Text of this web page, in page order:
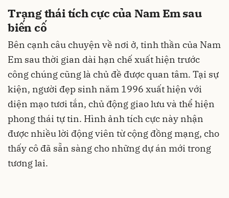
Trạng thái tích cực của Nam Em sau
biến cố
Bên cạnh câu chuyện về nơi ở, tinh thần của Nam
Em sau thời gian dài hạn chế xuất hiện trước
công chúng cũng là chủ đề được quan tâm. Tại sự
kiện, người đẹp sinh năm 1996 xuất hiện với
diện mạo tươi tắn, chủ động giao lưu và thể hiện
phong thái tự tin. Hình ảnh tích cực này nhận
được nhiều lời động viên từ cộng đồng mạng, cho
thấy cô đã sẵn sàng cho những dự án mới trong
tương lai.